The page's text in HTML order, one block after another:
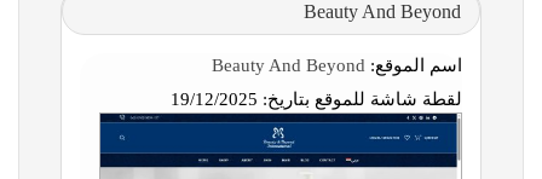
Beauty And Beyond
اسم الموقع:
لقطة شاشة للموقع بتاريخ: